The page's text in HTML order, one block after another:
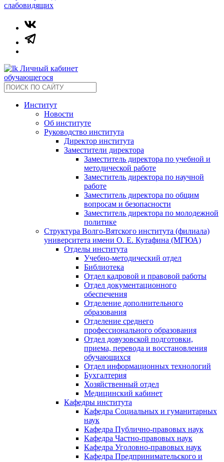
слабовидящих
Личный кабинет
обучающегося
Институт
Новости
Об институте
Руководство института
Директор института
Заместители директора
Заместитель директора по учебной и
методической работе
Заместитель директора по научной
работе
Заместитель директора по общим
вопросам и безопасности
Заместитель директора по молодежной
политике
Структура Волго-Вятского института (филиала)
университета имени О. Е. Кутафина (МГЮА)
Отделы института
Учебно-методический отдел
Библиотека
Отдел кадровой и правовой работы
Отдел документационного
обеспечения
Отделение дополнительного
образования
Отделение среднего
профессионального образования
Отдел довузовской подготовки,
приема, перевода и восстановления
обучающихся
Отдел информационных технологий
Бухгалтерия
Хозяйственный отдел
Медицинский кабинет
Кафедры института
Кафедра Социальных и гуманитарных
наук
Кафедра Публично-правовых наук
Кафедра Частно-правовых наук
Кафедра Уголовно-правовых наук
Кафедра Предпринимательского и